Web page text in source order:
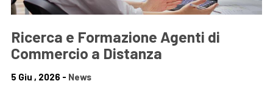
Ricerca e Formazione Agenti di
Commercio a Distanza
5 Giu , 2026 - News